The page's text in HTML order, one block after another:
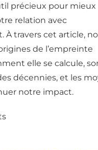
précieux pour mieux
relation avec
À travers cet article,
de l’empreinte
elle se calcule,
décennies, et les
notre impact.